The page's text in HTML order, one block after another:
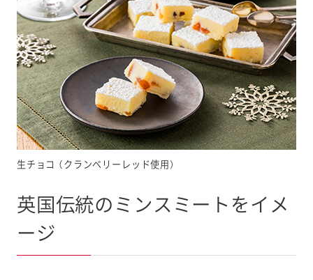
生チョコ （クランベリーレッド使用）
英国伝統のミンスミートをイメ
ージ